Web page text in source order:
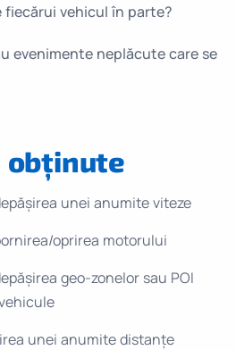
vehicul în parte?
evenimente neplăcute care se
obținute
unei anumite viteze
oprirea motorului
geo-zonelor sau POI
unei anumite distanțe